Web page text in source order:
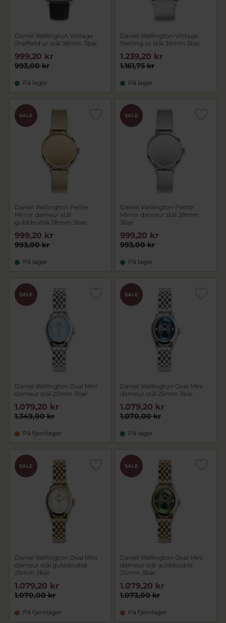
Daniel Wellington Vintage
Sheffield ur stål 36mm 3bar
993,00 kr
999,20 kr
På lager
Daniel Wellington Vintage
Sterling ur stål 36mm 3bar
1.161,75 kr
1.239,20 kr
På lager
PRIS
SALE
Daniel Wellington Petite
Mirror dameur stål
gulddoublé 28mm 3bar
993,00 kr
999,20 kr
På lager
PRIS
SALE
Daniel Wellington Petite
Mirror dameur stål 28mm
3bar
993,00 kr
999,20 kr
På lager
SALE
Daniel Wellington Oval Mini
dameur stål 25mm 3bar
1.349,00 kr
1.079,20 kr
På fjernlager
PRIS
SALE
Daniel Wellington Oval Mini
dameur stål 25mm 3bar
1.070,00 kr
1.079,20 kr
På lager
PRIS
SALE
Daniel Wellington Oval Mini
dameur stål gulddoublé
25mm 3bar
1.070,00 kr
1.079,20 kr
På fjernlager
PRIS
SALE
Daniel Wellington Oval Mini
dameur stål gulddoublé
25mm 3bar
1.073,00 kr
1.079,20 kr
På fjernlager